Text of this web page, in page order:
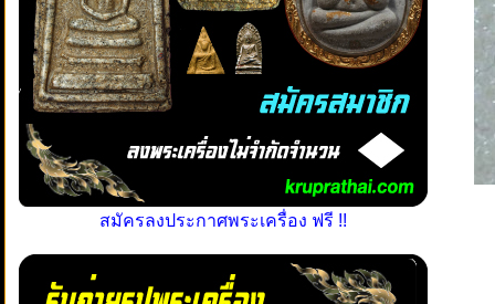
สมัครลงประกาศพระเครื่อง ฟรี !!